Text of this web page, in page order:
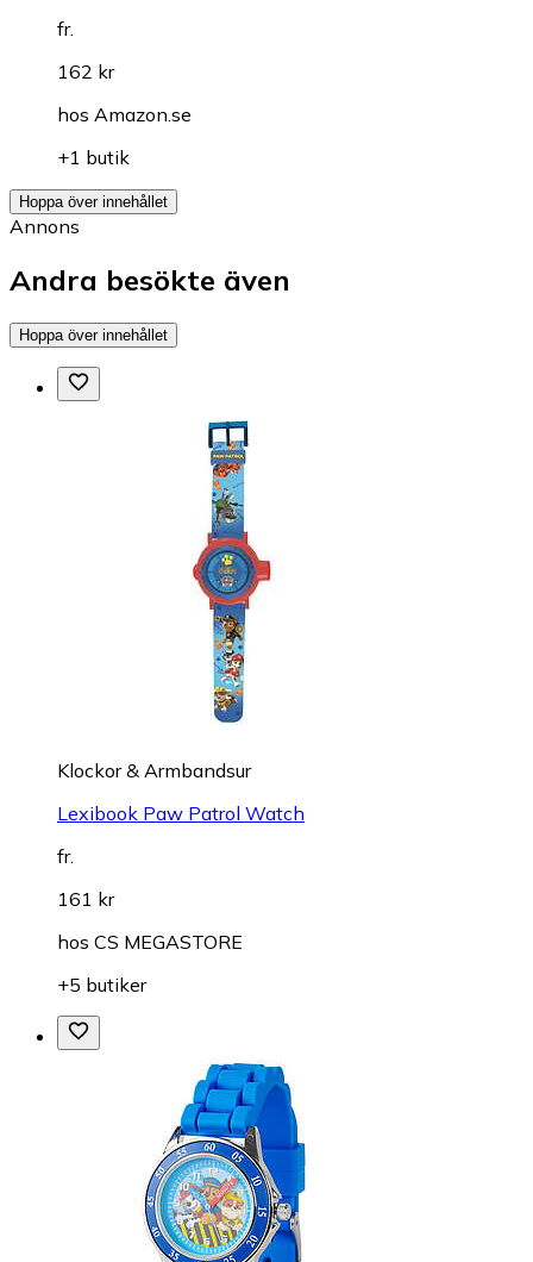
fr.
162 kr
hos Amazon.se
+1 butik
Hoppa över innehållet
Annons
Andra besökte även
Hoppa över innehållet
Klockor & Armbandsur
Lexibook Paw Patrol Watch
fr.
161 kr
hos CS MEGASTORE
+5 butiker